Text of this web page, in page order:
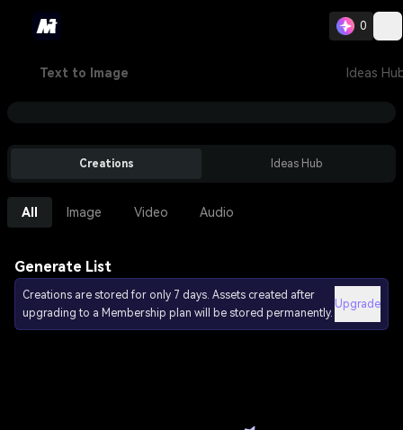
0
Text to Image Ideas
Creations Ideas Hub
All Image Video Audio
Generate List
Creations are stored for only 7 days. Assets created after
upgrading to a Membership plan will be stored permanently.
Upgrade